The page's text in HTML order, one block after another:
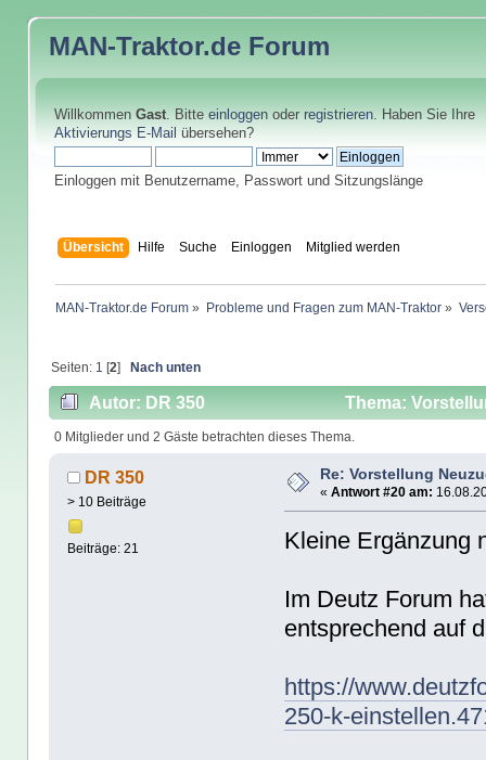
MAN-Traktor.de Forum
Willkommen Gast. Bitte einloggenoder registrieren. Haben Sie Ihre
Aktivierungs E-Mail übersehen?
Einloggen mit Benutzername, Passwort und Sitzungslänge
Übersicht Hilfe Suche Einloggen Mitglied werden
MAN-Traktor.de Forum » Probleme und Fragen zum MAN-Traktor »
Seiten: 1 [2] Nach unten
Autor: DR 350 Thema:
0 Mitglieder und 2 Gäste betrachten dieses Thema.
DR 350
> 10 Beiträge
Beiträge: 21
Re: Vorstellung
« Antwort #20 am:
Kleine Ergänzung
Im Deutz Forum
entsprechend auf
https://
250-k-